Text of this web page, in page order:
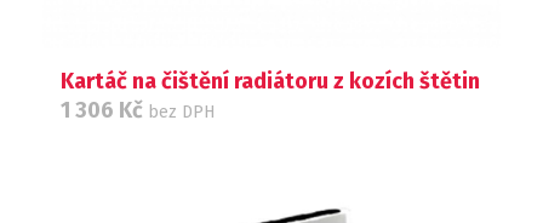
Kartáč na čištění radiátoru z kozích štětin
1 306 Kč bez DPH